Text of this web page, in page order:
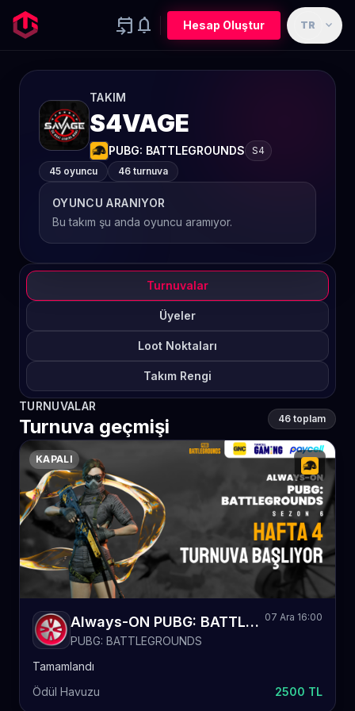
event_upcoming notifications Hesap Oluştur TR expand_more
TAKIM
S4VAGE
PUBG: BATTLEGROUNDS
S4
45 oyuncu
46 turnuva
OYUNCU ARANIYOR
Bu takım şu anda oyuncu aramıyor.
Turnuvalar
Üyeler
Loot Noktaları
Takım Rengi
TURNUVALAR
Turnuva geçmişi 46 toplam
KAPALI
Always-ON PUBG: BATTLEGROUNDS Sezon 6 Hafta 4
PUBG: BATTLEGROUNDS
07 Ara 16:00
Tamamlandı
Ödül Havuzu
2500 TL